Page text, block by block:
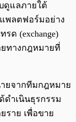
ดูแลภายใต้
พลตฟอร์มอย่าง
รด (exchange)
ทางกฎหมายที่
ายจากทีมกฎหมาย
ดำเนินธุรกรรม
ราย เพื่อขาย